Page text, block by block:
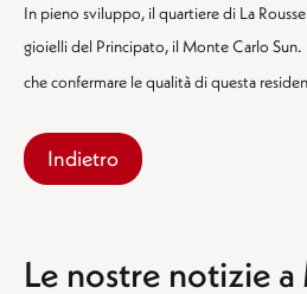
In pieno sviluppo, il quartiere di La
gioielli del Principato, il Monte Carlo
che confermare le qualità di questa
Indietro
Le nostre notizie